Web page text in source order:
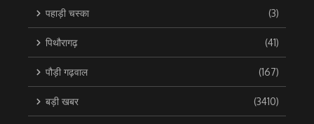
पहाड़ी चस्का (3)
पिथौरागढ़ (41)
पौड़ी गढ़वाल (167)
बड़ी खबर (3410)